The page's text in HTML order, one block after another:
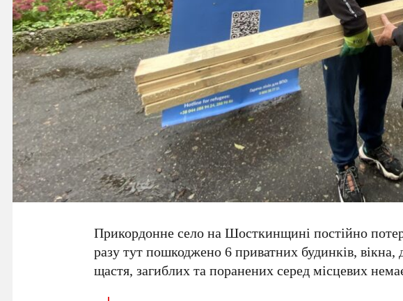
Прикордонне село на Шосткинщині постійно
разу тут пошкоджено 6 приватних будинків, вікна,
щастя, загиблих та поранених серед місцевих